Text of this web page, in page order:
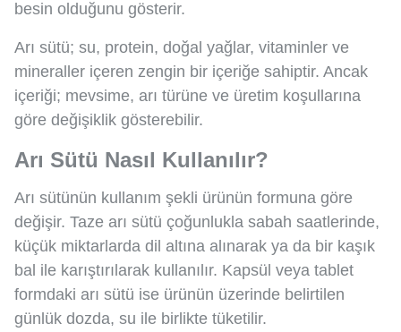
besin olduğunu gösterir.
Arı sütü; su, protein, doğal yağlar, vitaminler ve
mineraller içeren zengin bir içeriğe sahiptir. Ancak
içeriği; mevsime, arı türüne ve üretim koşullarına
göre değişiklik gösterebilir.
Arı Sütü Nasıl Kullanılır?
Arı sütünün kullanım şekli ürünün formuna göre
değişir. Taze arı sütü çoğunlukla sabah saatlerinde,
küçük miktarlarda dil altına alınarak ya da bir kaşık
bal ile karıştırılarak kullanılır. Kapsül veya tablet
formdaki arı sütü ise ürünün üzerinde belirtilen
günlük dozda, su ile birlikte tüketilir.